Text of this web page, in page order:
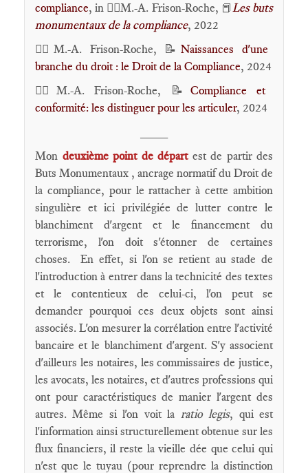
compliance, in 🕴🏻M.-A. Frison-Roche, 📕Les buts
monumentaux de la compliance, 2022
🕴🏻M.-A. Frison-Roche, 📝Naissances d'une
branche du droit : le Droit de la Compliance, 2024
🕴🏻M.-A. Frison-Roche, 📝 Compliance et
conformité: les distinguer pour les articuler, 2024
Mon deuxième point de départ est de partir des
Buts Monumentaux , ancrage normatif du Droit de
la compliance, pour le rattacher à cette ambition
singulière et ici privilégiée de lutter contre le
blanchiment d'argent et le financement du
terrorisme, l'on doit s'étonner de certaines
choses. En effet, si l'on se retient au stade de
l'introduction à entrer dans la technicité des textes
et le contentieux de celui-ci, l'on peut se
demander pourquoi ces deux objets sont ainsi
associés. L'on mesurer la corrélation entre l'activité
bancaire et le blanchiment d'argent. S'y associent
d'ailleurs les notaires, les commissaires de justice,
les avocats, les notaires, et d'autres professions qui
ont pour caractéristiques de manier l'argent des
autres. Même si l'on voit la ratio legis, qui est
l'information ainsi structurellement obtenue sur les
flux financiers, il reste la vieille dée que celui qui
n'est que le tuyau (pour reprendre la distinction